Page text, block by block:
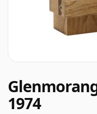
1974